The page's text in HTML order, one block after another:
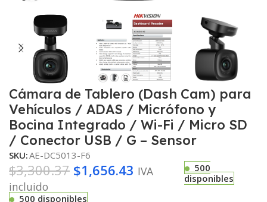
Cámara de Tablero (Dash Cam) para
Vehículos / ADAS / Micrófono y
Bocina Integrado / Wi-Fi / Micro SD
/ Conector USB / G – Sensor
SKU:AE-DC5013-F6
$3,300.37 $1,656.43 IVA
incluido
500
disponibles
500 disponibles